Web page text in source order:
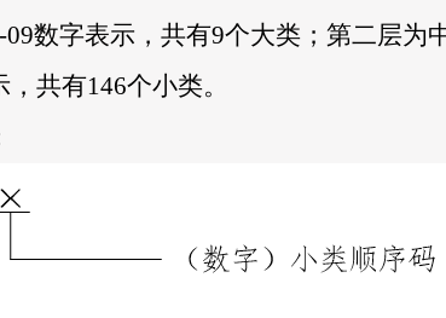
09数字表示，共有9个大类；第二层为
，共有146个小类。